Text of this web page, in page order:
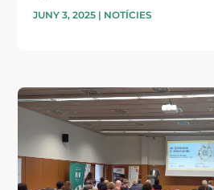
JUNY 3, 2025 | NOTÍCIES